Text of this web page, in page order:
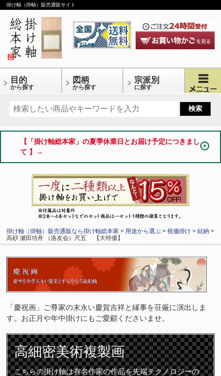
掛け軸（掛軸）販売通販サイト
目的
から探す
図柄
から探す
宗派別
に探す
【「掛け軸総本家」の夏季休業日とお届け予定につきまし
て 】→
掛け軸（掛軸）販売通販なら掛け軸総本家 > 用途から選ぶ >祝儀掛け >結納 >
高砂 瀬田功舟 （洛友会）尺五 【大特価】
「慶祝画」ご尊家の末永い慶賀吉祥と縁事を荘厳に演出しま
す。お正月や年中掛けにもご愛顧くださいませ。
高細密美術複製画
こちらの掛け軸は有名作家の作品を先端テクノロジーの